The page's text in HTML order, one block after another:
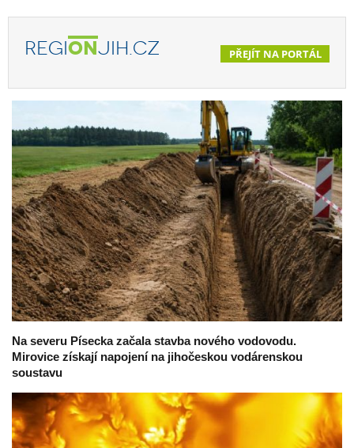
REGIONJIH.CZ PŘEJÍT NA PORTÁL
Na severu Písecka začala stavba nového vodovodu.
Mirovice získají napojení na jihočeskou vodárenskou
soustavu